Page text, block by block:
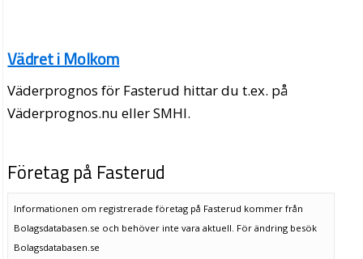
Vädret i Molkom
Väderprognos för Fasterud hittar du t.ex. på
Väderprognos.nu eller SMHI.
Företag på Fasterud
Informationen om registrerade företag på Fasterud kommer från
Bolagsdatabasen.se och behöver inte vara aktuell. För ändring besök
Bolagsdatabasen.se